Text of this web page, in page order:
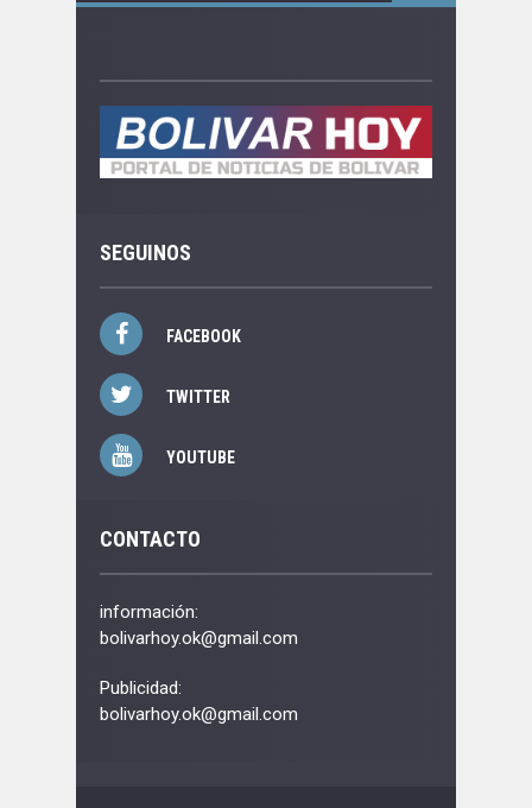
SEGUINOS
FACEBOOK
TWITTER
YOUTUBE
CONTACTO
información:
bolivarhoy.ok@gmail.com
Publicidad:
bolivarhoy.ok@gmail.com